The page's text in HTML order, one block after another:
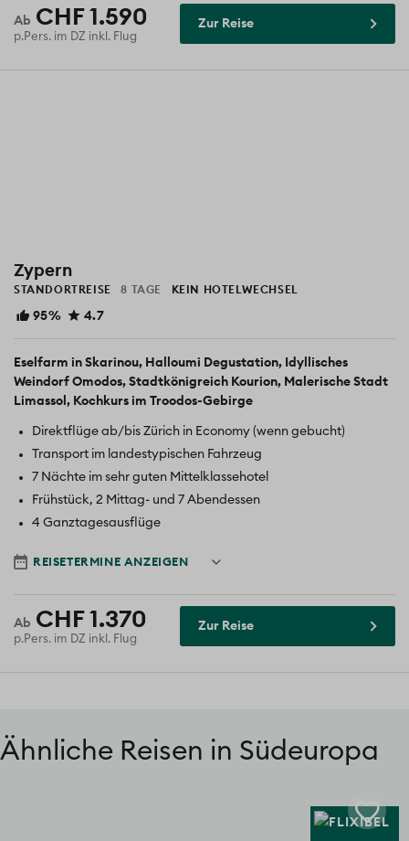
CHF 1.590
p.Pers. im DZ inkl. Flug
Zur Reise
Zypern
STANDORTREISE 8 TAGE KEIN HOTELWECHSEL
95% 4.7
Eselfarm in Skarinou Halloumi Degustation Idyllisches
Weindorf Omodos Stadtkönigreich Kourion Malerische Stadt
Limassol Kochkurs im Troodos-Gebirge
Direktflüge ab/bis Zürich in Economy (wenn gebucht)
Transport im landestypischen Fahrzeug
7 Nächte im sehr guten Mittelklassehotel
Frühstück, 2 Mittag- und 7 Abendessen
4 Ganztagesausflüge
REISETERMINE ANZEIGEN
CHF 1.370
p.Pers. im DZ inkl. Flug
Zur Reise
Ähnliche Reisen in Südeuropa